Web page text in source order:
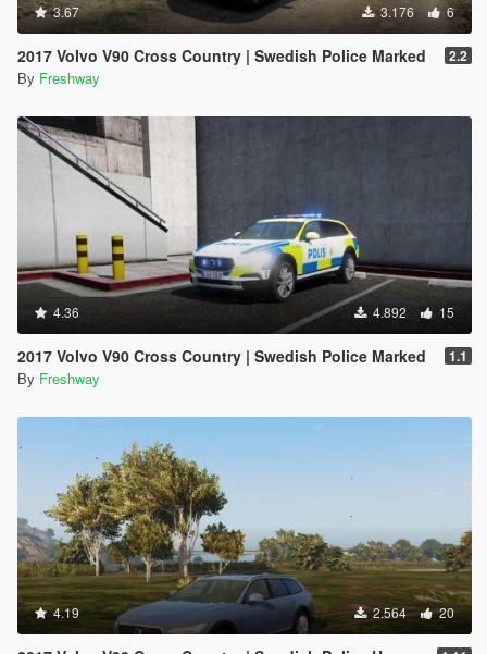
3.67 3.176 6
2017 Volvo V90 Cross Country | Swedish Police Marked 2.2
By Freshway
4.36 4.892 15
2017 Volvo V90 Cross Country | Swedish Police Marked 1.1
By Freshway
4.19 2.564 20